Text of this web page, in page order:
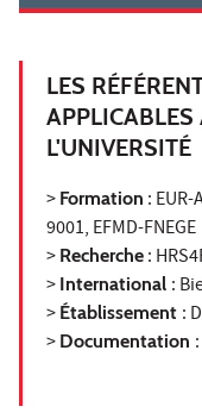
LES
L'UNIVERSITÉ
> Formation : EUR-
9001, EFMD-FNEGE
> Recherche :
> International :
> Établissement :
> Documentation